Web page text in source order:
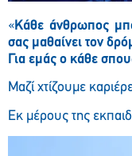
«Κάθε άνθρωπος
σας μαθαίνει τον
Για εμάς ο κάθε
Μαζί χτίζουμε
Εκ μέρους της